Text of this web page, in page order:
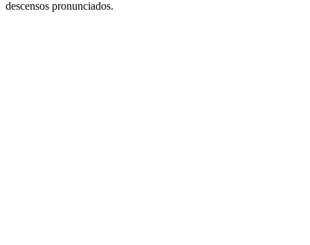
descensos pronunciados.